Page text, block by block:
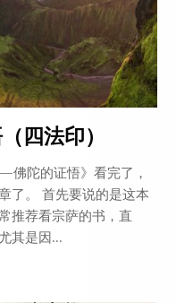
四法印）
陀的证悟》看完了，
了。 首先要说的是这本
推荐看宗萨的书，直
其是因...